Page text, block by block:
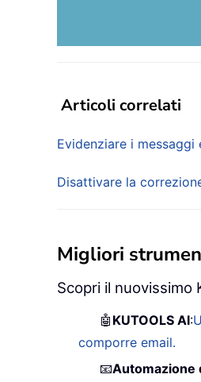
Articoli correlati
Evidenziare i
Disattivare la
Migliori
Scopri il nuovissimo
🤖 KUTOOLS AI:
comporre email.
📧Automazione